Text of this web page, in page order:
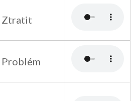
Ztratit
Problém